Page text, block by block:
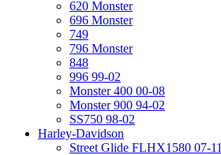
620 Monster
696 Monster
749
796 Monster
848
996 99-02
Monster 400 00-08
Monster 900 94-02
SS750 98-02
Harley-Davidson
Street Glide FLHX1580 07-11